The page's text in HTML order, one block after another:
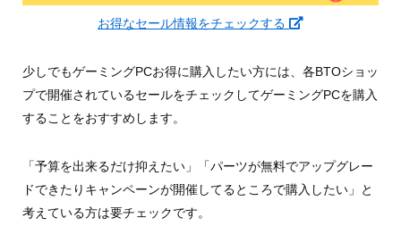
お得なセール情報をチェックする
少しでもゲーミングPCお得に購入したい方には、各BTOショッ
プで開催されているセールをチェックしてゲーミングPCを購入
することをおすすめします。
「予算を出来るだけ抑えたい」「パーツが無料でアップグレー
ドできたりキャンペーンが開催してるところで購入したい」と
考えている方は要チェックです。